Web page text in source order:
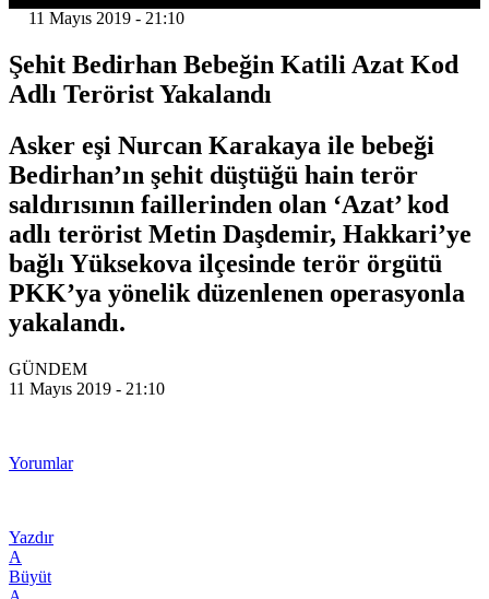
11 Mayıs 2019 - 21:10
Şehit Bedirhan Bebeğin Katili Azat Kod
Adlı Terörist Yakalandı
Asker eşi Nurcan Karakaya ile bebeği
Bedirhan’ın şehit düştüğü hain terör
saldırısının faillerinden olan ‘Azat’ kod
adlı terörist Metin Daşdemir, Hakkari’ye
bağlı Yüksekova ilçesinde terör örgütü
PKK’ya yönelik düzenlenen operasyonla
yakalandı.
GÜNDEM
11 Mayıs 2019 - 21:10
Yorumlar
Yazdır
A
Büyüt